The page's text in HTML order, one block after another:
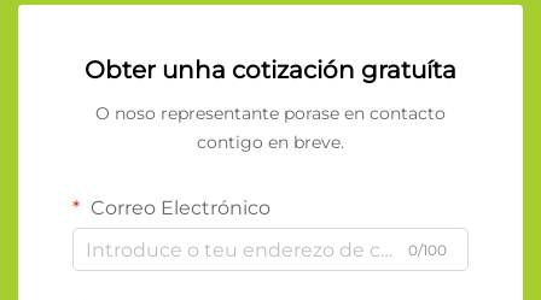
Obter unha cotización gratuíta
O noso representante porase en contacto
contigo en breve.
Correo Electrónico
0/100